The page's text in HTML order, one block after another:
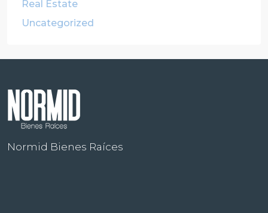
Real Estate
Uncategorized
Normid Bienes Raíces